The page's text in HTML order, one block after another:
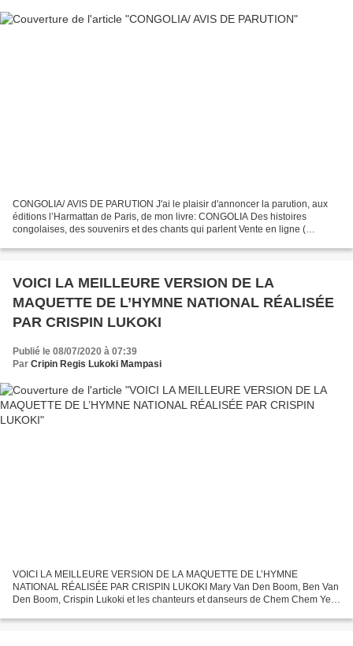
CONGOLIA/ AVIS DE PARUTION J'ai le plaisir d'annoncer la parution, aux
éditions l’Harmattan de Paris, de mon livre: CONGOLIA Des histoires
congolaises, des souvenirs et des chants qui parlent Vente en ligne (
VOICI LA MEILLEURE VERSION DE LA
MAQUETTE DE L’HYMNE NATIONAL RÉALISÉE
PAR CRISPIN LUKOKI
Publié le 08/07/2020 à 07:39
Par Cripin Regis Lukoki Mampasi
VOICI LA MEILLEURE VERSION DE LA MAQUETTE DE L’HYMNE
NATIONAL RÉALISÉE PAR CRISPIN LUKOKI Mary Van Den Boom, Ben Van
Den Boom, Crispin Lukoki et les chanteurs et danseurs de Chem Chem Yetu
AU...